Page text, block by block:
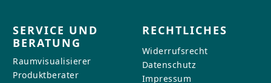
SERVICE UND
BERATUNG
Raumvisualisierer
Produktberater
RECHTLICHES
Widerrufsrecht
Datenschutz
Impressum